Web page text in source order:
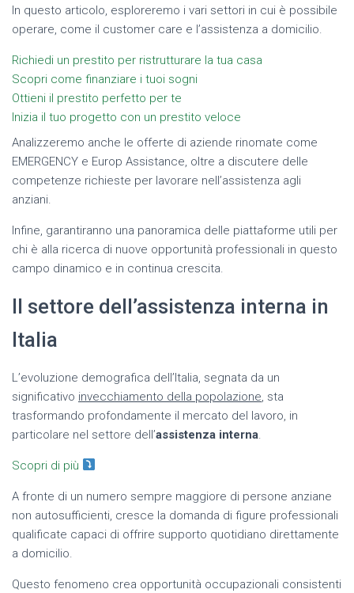
In questo articolo, esploreremo i vari settori in cui è possibile
operare, come il customer care e l’assistenza a domicilio.
Richiedi un prestito per ristrutturare la tua casa
Scopri come finanziare i tuoi sogni
Ottieni il prestito perfetto per te
Inizia il tuo progetto con un prestito veloce
Analizzeremo anche le offerte di aziende rinomate come
EMERGENCY e Europ Assistance, oltre a discutere delle
competenze richieste per lavorare nell’assistenza agli
anziani.
Infine, garantiranno una panoramica delle piattaforme utili per
chi è alla ricerca di nuove opportunità professionali in questo
campo dinamico e in continua crescita.
Il settore dell’assistenza interna in
Italia
L’evoluzione demografica dell’Italia, segnata da un
significativo invecchiamento della popolazione, sta
trasformando profondamente il mercato del lavoro, in
particolare nel settore dell’assistenza interna.
Scopri di più
A fronte di un numero sempre maggiore di persone anziane
non autosufficienti, cresce la domanda di figure professionali
qualificate capaci di offrire supporto quotidiano direttamente
a domicilio.
Questo fenomeno crea opportunità occupazionali consistenti